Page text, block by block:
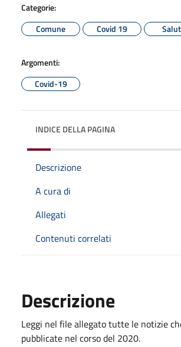
Categorie:
Comune
Covid 19
Argomenti:
Covid-19
INDICE DELLA PAGINA
Descrizione
A cura di
Allegati
Contenuti correlati
Descrizione
Leggi nel file allegato tutte le notizie
pubblicate nel corso del 2020.